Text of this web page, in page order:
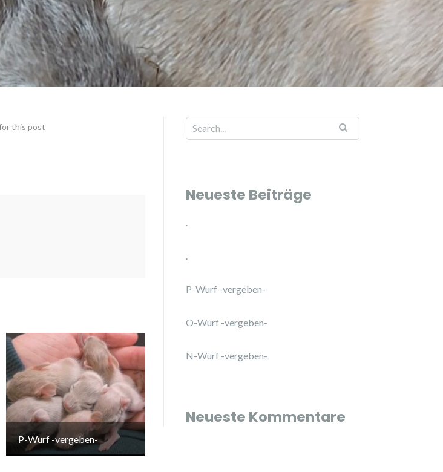
this post
P-Wurf -vergeben-
Neueste Beiträge
.
.
P-Wurf -vergeben-
O-Wurf -vergeben-
N-Wurf -vergeben-
Neueste Kommentare